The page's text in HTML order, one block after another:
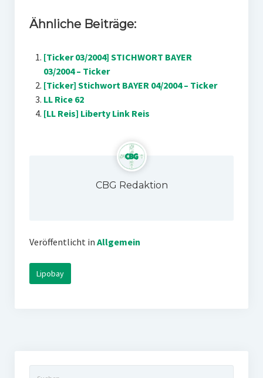
Ähnliche Beiträge:
[Ticker 03/2004] STICHWORT BAYER
03/2004 – Ticker
[Ticker] Stichwort BAYER 04/2004 – Ticker
LL Rice 62
[LL Reis] Liberty Link Reis
CBG Redaktion
Veröffentlicht in Allgemein
Lipobay